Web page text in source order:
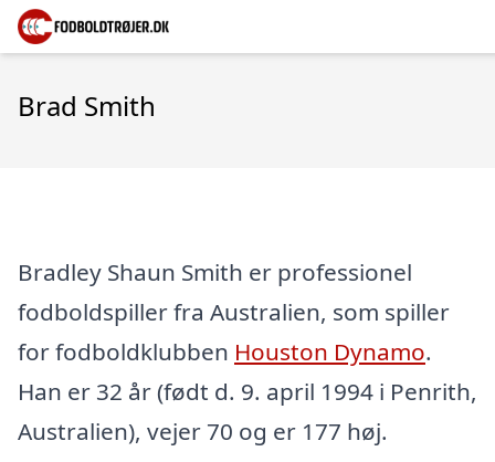
Brad Smith
Bradley Shaun Smith er professionel
fodboldspiller fra Australien, som spiller
for fodboldklubben Houston Dynamo.
Han er 32 år (født d. 9. april 1994 i Penrith,
Australien), vejer 70 og er 177 høj.